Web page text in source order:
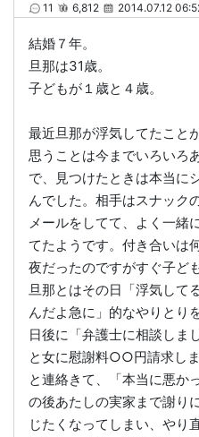
11
6,812 2014.07.12
結婚７年。
旦那は31歳。
子どもが１歳と４歳。
最近旦那が浮気してたこと
思うことは今までいろいろ
で、見つけたときは本当に
んでした。相手はスナック
メールをしてて、よく一緒
てたようです。付き合いは
夜だったのですがすぐ子ど
旦那とはその日「浮気して
んだよ急に」的なやりとり
日後に「弁護士に相談し
と女に慰謝料○○円請求し
と連絡きて、「本当に悪か
の後あたしの実家まで謝り
じたくなってしまい、やり